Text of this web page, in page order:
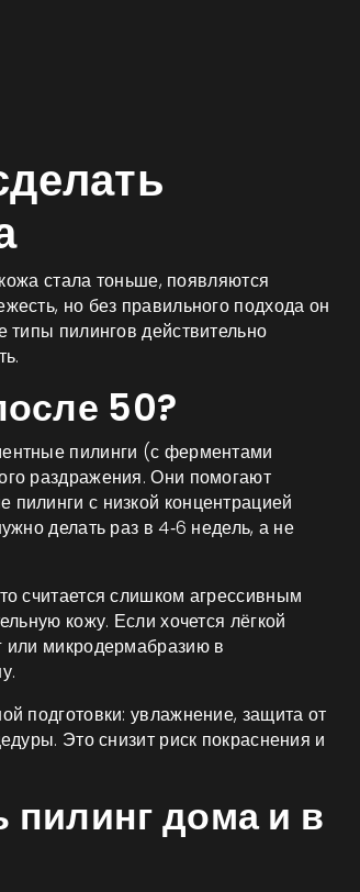
стала тоньше, появляются
но без правильного подхода он
типы пилингов действительно
50?
пилинги (с ферментами
раздражения. Они помогают
с низкой концентрацией
делать раз в 4‑6 недель, а не
считается слишком агрессивным
кожу. Если хочется лёгкой
или микродермабразию в
подготовки: увлажнение, защита от
Это снизит риск покраснения и
пилинг дома и в